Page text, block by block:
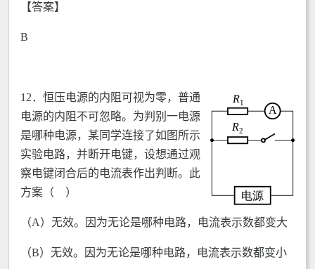
【答案】
B
12． 恒压电源的内阻可视为零，普通
电源的内阻不可忽略。为判别一电源
是哪种电源，某同学连接了如图所示
实验电路，并断开电键，设想通过观
察电键闭合后的电流表作出判断。此
方案（ ）
（A）无效。因为无论是哪种电路，电流表示数都变大
（B）无效。因为无论是哪种电路，电流表示数都变小